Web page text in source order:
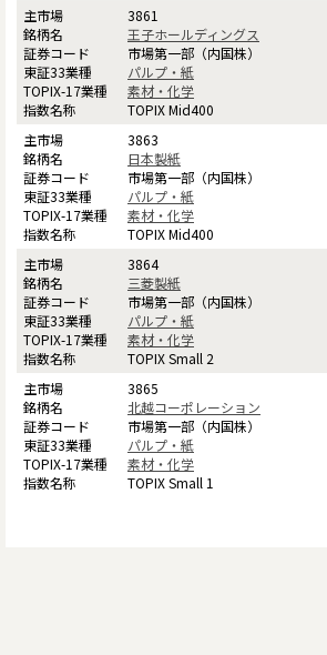
3861
王子ホールディングス
市場第一部（内国株）
パルプ・紙
素材・化学
TOPIX Mid400
3863
日本製紙
市場第一部（内国株）
パルプ・紙
素材・化学
TOPIX Mid400
3864
三菱製紙
市場第一部（内国株）
パルプ・紙
素材・化学
TOPIX Small 2
3865
北越コーポレーション
市場第一部（内国株）
パルプ・紙
素材・化学
TOPIX Small 1